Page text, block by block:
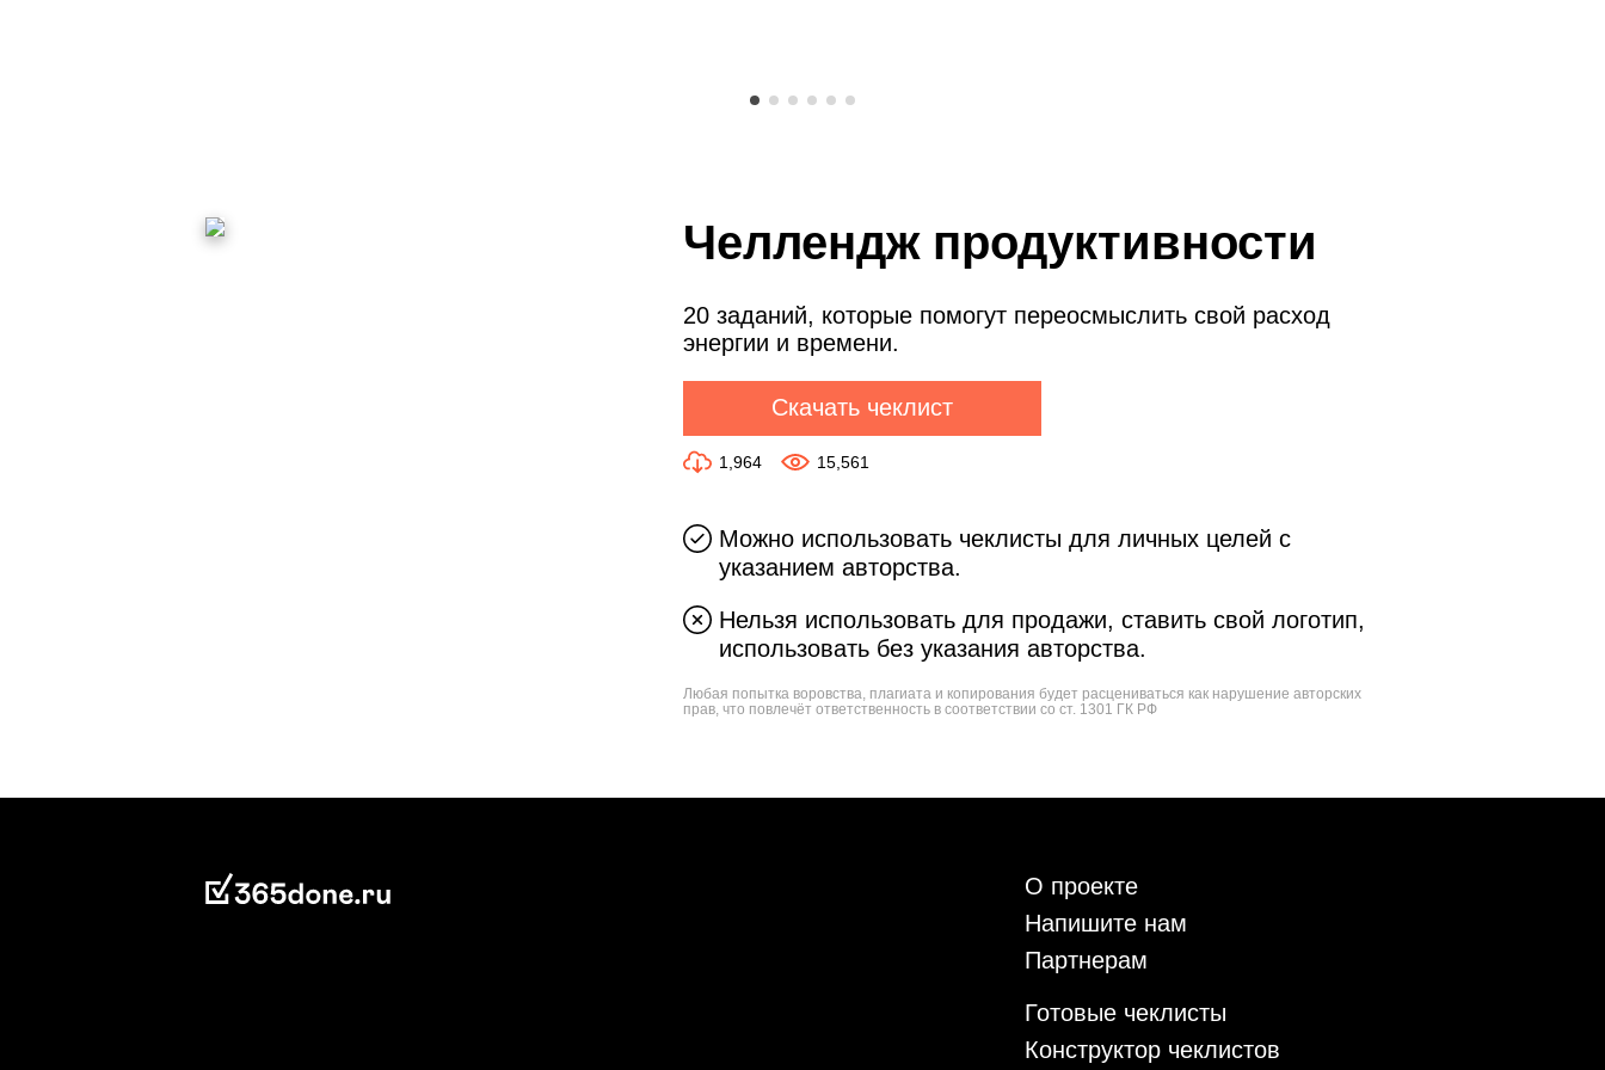
Челлендж продуктивности
20 заданий, которые помогут переосмыслить свой расход
энергии и времени.
Скачать чеклист
1,964 15,561
Можно использовать чеклисты для личных целей с
указанием авторства.
Нельзя использовать для продажи, ставить свой логотип,
использовать без указания авторства.
Любая попытка воровства, плагиата и копирования будет расцениваться как нарушение авторских
прав, что повлечёт ответственность в соответствии со ст. 1301 ГК РФ
О проекте
Напишите нам
Партнерам
Готовые чеклисты
Конструктор чеклистов